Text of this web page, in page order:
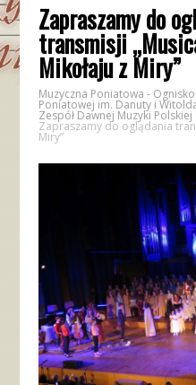
Zapraszamy do
transmisji
Mikołaju z Miry”
Muzyczna Poniatowa -
Poniatowej im. Danuty i
Zespół Dawnej Muzyki
Zapraszamy do oglądania
Miry”